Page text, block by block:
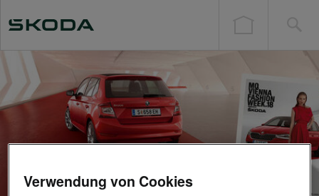
Verwendung von Cookies